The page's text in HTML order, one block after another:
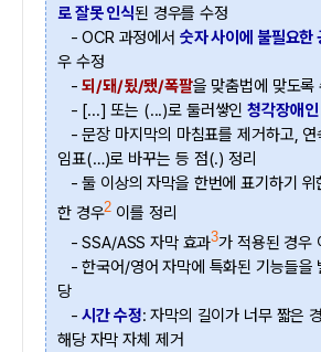
로 잘못 인식된 경우를 수정
- OCR 과정에서 숫자 사이에 불필요한
우 수정
-되/돼/됬/됐/폭팔을 맞춤법에 맞도록
- [...] 또는 (...)로 둘러쌓인청각장애
- 문장 마지막의 마침표를 제거하고,
임표(…)로 바꾸는 등 점(.) 정리
- 둘 이상의 자막을 한번에 표기하기
한 경우2 이를 정리
- SSA/ASS 자막 효과3가 적용된 경우
- 한국어/영어 자막에 특화된 기능들을
당
-시간 수정: 자막의 길이가 너무 짧은
해당 자막 자체 제거